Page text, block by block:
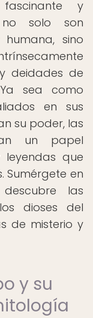
y
no solo son
sino
deidades de
sea como
en sus
su poder, las
un papel
que
Sumérgete en
las
dioses del
de misterio y
y su